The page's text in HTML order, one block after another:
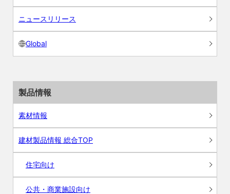
ニュースリリース
Global
製品情報
素材情報
建材製品情報 総合TOP
住宅向け
公共・商業施設向け